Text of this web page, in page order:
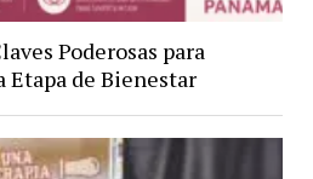
Poderosas para
Etapa de Bienestar